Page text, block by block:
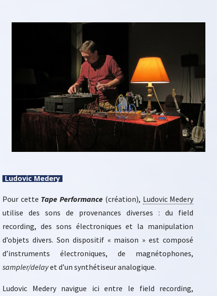
Ludovic Medery
Pour cette Tape Performance (création), Ludovic Medery
utilise des sons de provenances diverses : du field
recording, des sons électroniques et la manipulation
d’objets divers. Son dispositif « maison » est composé
d’instruments électroniques, de magnétophones,
sampler/delayet d’un synthétiseur analogique.
Ludovic Medery navigue ici entre le field recording,